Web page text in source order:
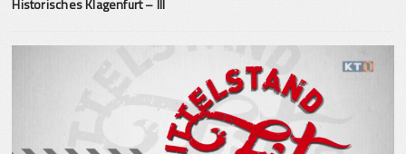
Historisches Klagenfurt – III